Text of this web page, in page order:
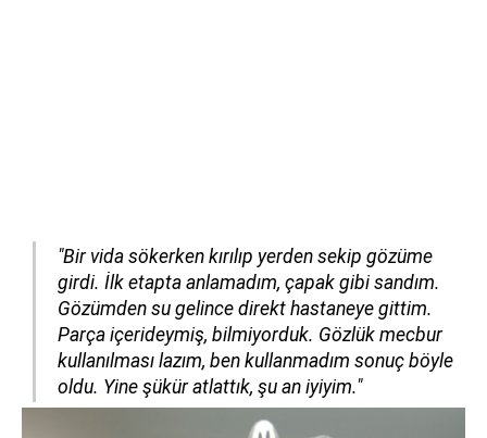
"Bir vida sökerken kırılıp yerden sekip gözüme
girdi. İlk etapta anlamadım, çapak gibi sandım.
Gözümden su gelince direkt hastaneye gittim.
Parça içerideymiş, bilmiyorduk. Gözlük mecbur
kullanılması lazım, ben kullanmadım sonuç böyle
oldu. Yine şükür atlattık, şu an iyiyim."